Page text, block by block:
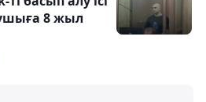
8 жыл